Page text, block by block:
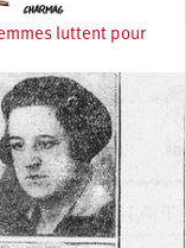
luttent pour